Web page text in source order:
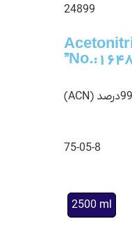
24899
75-05-8
2500 ml